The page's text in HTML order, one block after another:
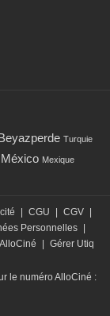
Turquie
Mexique
| CGU | CGV |
Personnelles |
| Gérer Utiq
le numéro AlloCiné :